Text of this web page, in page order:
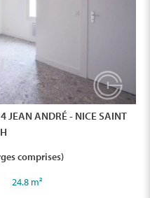
comprises)
24.8 m²
JEAN ANDRÉ - NICE SAINT